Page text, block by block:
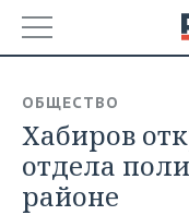
БАШКОРТОСТАН
ТАТАРСТАН
НОВОСТИ
АНАЛИТИКА
ОБЩЕСТВО
Хабиров
отдела
районе